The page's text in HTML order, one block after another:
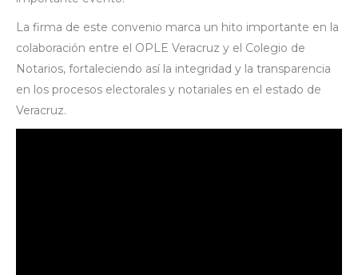
La firma de este convenio marca un hito importante en la
colaboración entre el OPLE Veracruz y el Colegio de
Notarios, fortaleciendo así la integridad y la transparencia
en los procesos electorales y notariales en el estado de
Veracruz.